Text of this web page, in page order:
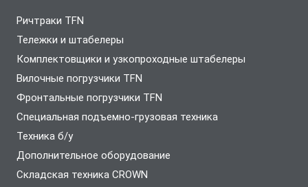
Ричтраки TFN
Тележки и штабелеры
Комплектовщики и узкопроходные штабелеры
Вилочные погрузчики TFN
Фронтальные погрузчики TFN
Специальная подъемно-грузовая техника
Техника б/у
Дополнительное оборудование
Складская техника CROWN